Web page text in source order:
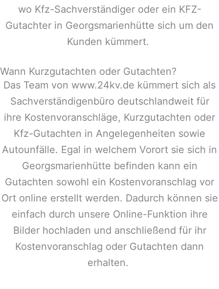
wo Kfz-Sachverständiger oder ein KFZ-
Gutachter in Georgsmarienhütte sich um den
Kunden kümmert.
Wann Kurzgutachten oder Gutachten?
Das Team von www.24kv.de kümmert sich als
Sachverständigenbüro deutschlandweit für
ihre Kostenvoranschläge, Kurzgutachten oder
Kfz-Gutachten in Angelegenheiten sowie
Autounfälle. Egal in welchem Vorort sie sich in
Georgsmarienhütte befinden kann ein
Gutachten sowohl ein Kostenvoranschlag vor
Ort online erstellt werden. Dadurch können sie
einfach durch unsere Online-Funktion ihre
Bilder hochladen und anschließend für ihr
Kostenvoranschlag oder Gutachten dann
erhalten.